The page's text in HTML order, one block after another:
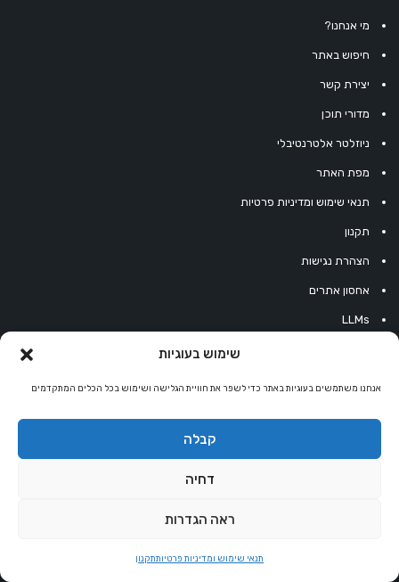
שימוש בעוגיות
אנחנו משתמשים בעוגיות באתר כדי לשפר את חוויית הגלישה ושימוש בכל הכלים המתקדמים
קבלה
דחיה
ראה הגדרות
תנאי שימוש ומדיניות פרטיותתקנון
מי אנחנו?
חיפוש באתר
יצירת קשר
מדורי תוכן
ניוזלטר אלטרנטיבלי
מפת האתר
תנאי שימוש ומדיניות פרטיות
תקנון
הצהרת נגישות
אחסון אתרים
LLMs
אינדקס מטפלים